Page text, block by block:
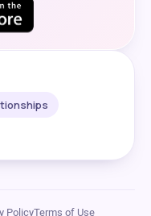
PolicyTerms of Use